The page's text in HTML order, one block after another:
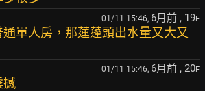
01/11 15:46, 6月前 , 19F
單人房，那蓮蓬頭出水量又大又
01/11 15:46, 6月前 , 20F
撼